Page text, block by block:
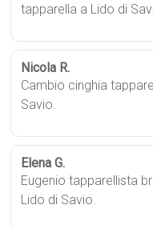
tapparella a Lido di
Nicola R.
Cambio cinghia
Savio.
Elena G.
Eugenio tapparellista
Lido di Savio.